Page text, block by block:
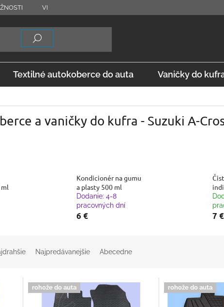
VRÁTENIE TOVARU
Textilné autokoberce do auta Vaničky do
a vaničky do kufra - Suzuki A-
Kondicionér na gumu
a plasty 500 ml
Dodanie: 4-8
pracovných dní
6 € 7 €
Najpredávanejšie Abecedne
rohože do auta rohože do auta